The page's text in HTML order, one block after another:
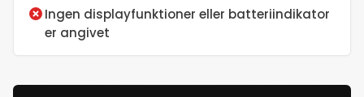
19. maj 2026
Ingen displayfunktioner eller batteriindikator
er angivet